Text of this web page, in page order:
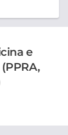
e